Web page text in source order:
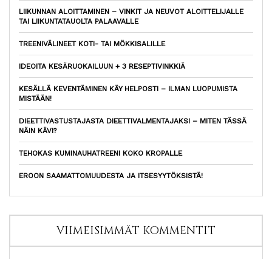
LIIKUNNAN ALOITTAMINEN – VINKIT JA NEUVOT ALOITTELIJALLE
TAI LIIKUNTATAUOLTA PALAAVALLE
TREENIVÄLINEET KOTI- TAI MÖKKISALILLE
IDEOITA KESÄRUOKAILUUN + 3 RESEPTIVINKKIÄ
KESÄLLÄ KEVENTÄMINEN KÄY HELPOSTI – ILMAN LUOPUMISTA
MISTÄÄN!
DIEETTIVASTUSTAJASTA DIEETTIVALMENTAJAKSI – MITEN TÄSSÄ
NÄIN KÄVI?
TEHOKAS KUMINAUHATREENI KOKO KROPALLE
EROON SAAMATTOMUUDESTA JA ITSESYYTÖKSISTÄ!
VIIMEISIMMÄT KOMMENTIT